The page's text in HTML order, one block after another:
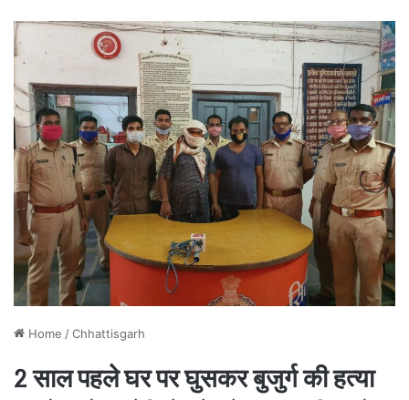
Home /Chhattisgarh
2 साल पहले घर पर घुसकर बुजुर्ग की हत्या